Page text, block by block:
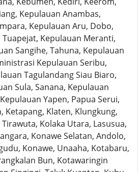
Kepulauan Anambas,
Kepulauan Aru, Dobo,
Kepulauan Meranti,
Sangihe, Tahuna, Kepulauan
Kepulauan Seribu,
Tagulandang Siau Biaro,
Sula, Sanana, Kepulauan
Yapen, Papua Serui,
Ketapang, Klaten, Klungkung,
Kolaka Utara, Lasusua,
Konawe Selatan, Andolo,
Konawe, Unaaha, Kotabaru,
Bun, Kotawaringin